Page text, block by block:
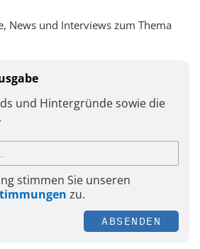
News und Interviews zum Thema
und Hintergründe sowie die
stimmen Sie unseren
zu.
ABSENDEN